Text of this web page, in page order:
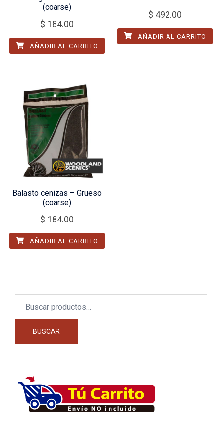
(coarse)
$ 184.00
AÑADIR AL CARRITO
$ 492.00
AÑADIR AL CARRITO
Balasto cenizas – Grueso
(coarse)
$ 184.00
AÑADIR AL CARRITO
BUSCAR